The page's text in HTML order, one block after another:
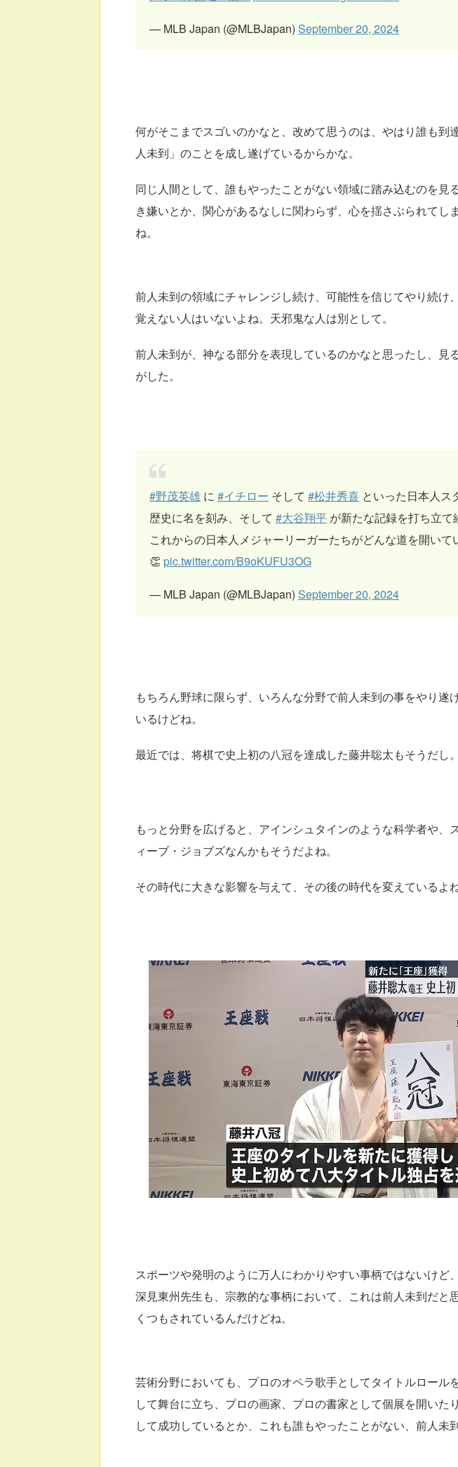
— MLB Japan (@MLBJapan) September 20, 2024
何がそこまでスゴいのかなと、改めて思うのは、やはり誰も到
人未到」のことを成し遂げているからかな。
同じ人間として、誰もやったことがない領域に踏み込むのを見
き嫌いとか、関心があるなしに関わらず、心を揺さぶられてし
ね。
前人未到の領域にチャレンジし続け、可能性を信じてやり続け
覚えない人はいないよね。天邪鬼な人は別として。
前人未到が、神なる部分を表現しているのかなと思ったし、見
がした。
#野茂英雄 に #イチロー そして #松井秀喜 といった日本人ス
歴史に名を刻み、そして #大谷翔平 が新たな記録を打ち立て
これからの日本人メジャーリーガーたちがどんな道を開い
👏 pic.twitter.com/B9oKUFU3OG
— MLB Japan (@MLBJapan) September 20, 2024
もちろん野球に限らず、いろんな分野で前人未到の事をやり遂
いるけどね。
最近では、将棋で史上初の八冠を達成した藤井聡太もそうだし。
もっと分野を広げると、アインシュタインのような科学者や、
ィーブ・ジョブズなんかもそうだよね。
その時代に大きな影響を与えて、その後の時代を変えているよね
スポーツや発明のように万人にわかりやすい事柄ではないけど
深見東州先生も、宗教的な事柄において、これは前人未到だと
くつもされているんだけどね。
芸術分野においても、プロのオペラ歌手としてタイトルロール
して舞台に立ち、プロの画家、プロの書家として個展を開いた
して成功しているとか、これも誰もやったことがない、前人未